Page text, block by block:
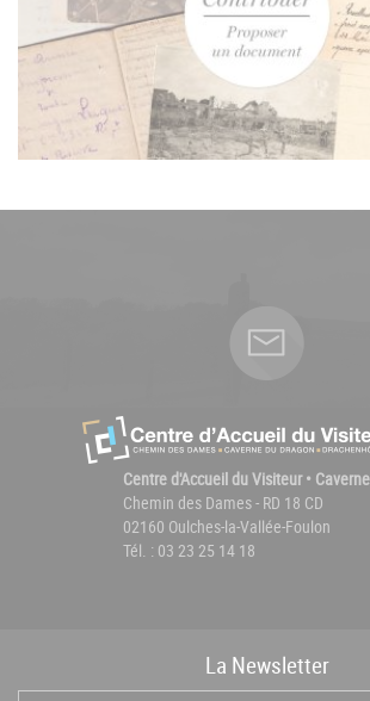
Centre d'Accueil du Visiteur •
Chemin des Dames - RD 18 CD
02160 Oulches-la-Vallée-Foulon
Tél. : 03 23 25 14 18
La Newsletter